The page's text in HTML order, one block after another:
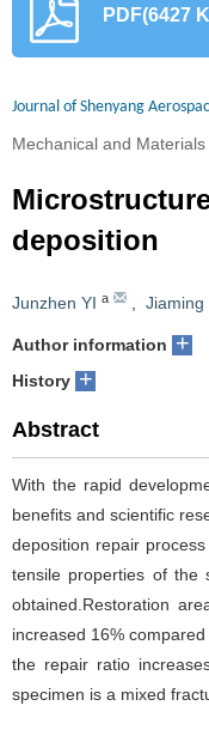
PDF(6427
Journal of Shenyang
Mechanical and
deposition
Junzhen YI a Jiaming
Author information +
History +
Abstract
With the rapid
benefits and scientific
deposition repair
tensile properties of the
obtained.Restoration
increased 16%
the repair ratio
specimen is a mixed